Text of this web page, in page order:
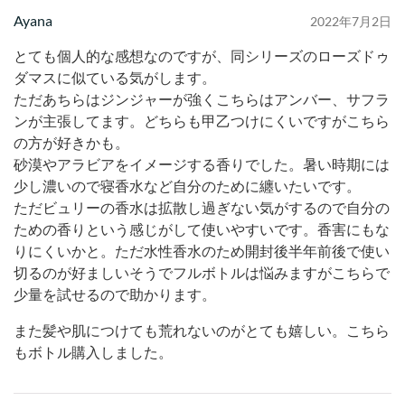
Ayana 2022年7月2日
とても個人的な感想なのですが、同シリーズのローズドゥ
ダマスに似ている気がします。
ただあちらはジンジャーが強くこちらはアンバー、サフラ
ンが主張してます。どちらも甲乙つけにくいですがこちら
の方が好きかも。
砂漠やアラビアをイメージする香りでした。暑い時期には
少し濃いので寝香水など自分のために纏いたいです。
ただビュリーの香水は拡散し過ぎない気がするので自分の
ための香りという感じがして使いやすいです。香害にもな
りにくいかと。ただ水性香水のため開封後半年前後で使い
切るのが好ましいそうでフルボトルは悩みますがこちらで
少量を試せるので助かります。
また髪や肌につけても荒れないのがとても嬉しい。こちら
もボトル購入しました。